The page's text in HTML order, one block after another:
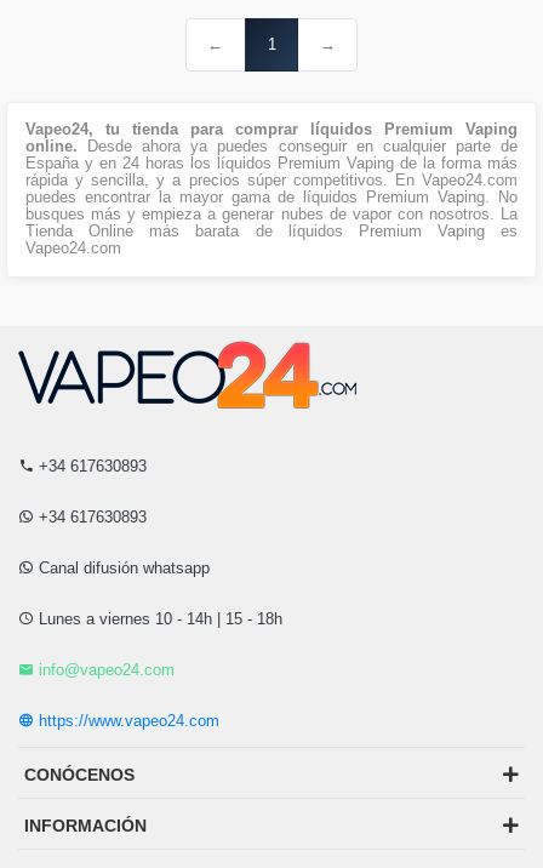
← 1 →
Vapeo24, tu tienda para comprar líquidos Premium Vaping
online. Desde ahora ya puedes conseguir en cualquier parte de
España y en 24 horas los líquidos Premium Vaping de la forma más
rápida y sencilla, y a precios súper competitivos. En Vapeo24.com
puedes encontrar la mayor gama de líquidos Premium Vaping. No
busques más y empieza a generar nubes de vapor con nosotros. La
Tienda Online más barata de líquidos Premium Vaping es
Vapeo24.com
+34 617630893
+34 617630893
Canal difusión whatsapp
Lunes a viernes 10 - 14h | 15 - 18h
info@vapeo24.com
https://www.vapeo24.com
CONÓCENOS
INFORMACIÓN